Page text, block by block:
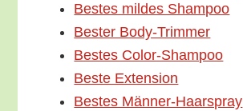
Bes­tes mil­des Shampoo
Bes­ter Body-Trimmer
Bes­tes Color-Shampoo
Bes­te Extension
Bes­tes Männer-Haarspray